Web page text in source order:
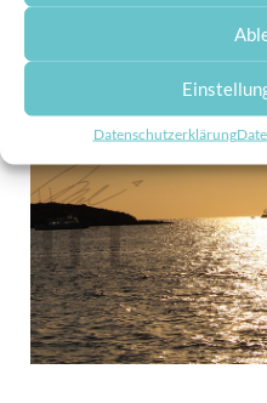
Datenschutzerklärung